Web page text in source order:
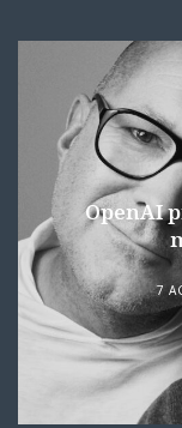
OpenAI
7